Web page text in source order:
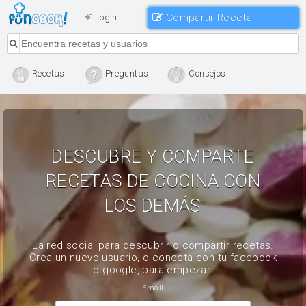
Login
Recetas Preguntas Consejos
DESCUBRE Y COMPARTE
RECETAS DE COCINA CON
LOS DEMÁS
La red social para descubrir o compartir recetas.
Crea un nuevo usuario, o conecta con tu facebook
o google, para empezar.
Email
Compartir Receta